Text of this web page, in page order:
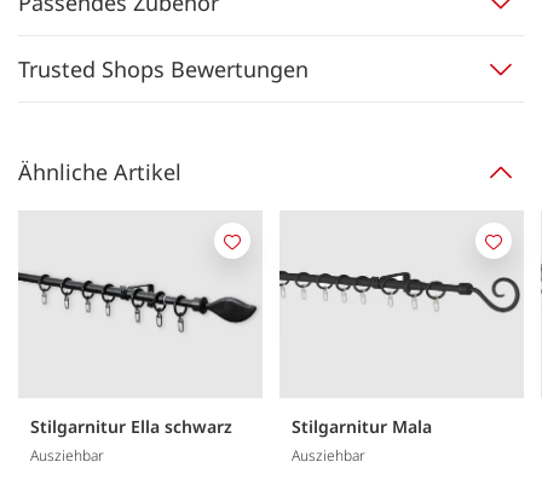
Trusted Shops Bewertungen
Ähnliche Artikel
Stilgarnitur Ella schwarz
Ausziehbar
Merken
Stilgarnitur Mala
Ausziehbar